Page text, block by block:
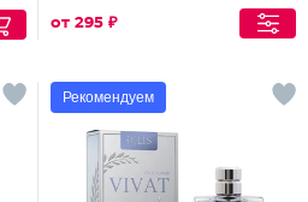
от 295 ₽
Рекомендуем